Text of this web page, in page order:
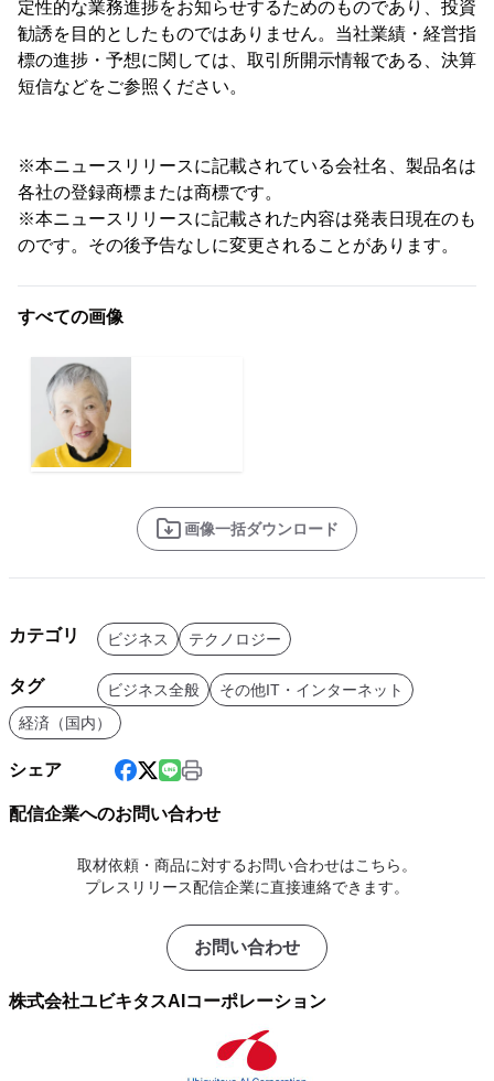
定性的な業務進捗をお知らせするためのものであり、投資
勧誘を目的としたものではありません。当社業績・経営指
標の進捗・予想に関しては、取引所開示情報である、決算
短信などをご参照ください。
※本ニュースリリースに記載されている会社名、製品名は
各社の登録商標または商標です。
※本ニュースリリースに記載された内容は発表日現在のも
のです。その後予告なしに変更されることがあります。
すべての画像
画像一括ダウンロード
カテゴリ ビジネス テクノロジー
タグ ビジネス全般
その他IT・インターネット
経済（国内）
シェア
配信企業へのお問い合わせ
取材依頼・商品に対するお問い合わせはこちら。
プレスリリース配信企業に直接連絡できます。
お問い合わせ
株式会社ユビキタスAIコーポレーション